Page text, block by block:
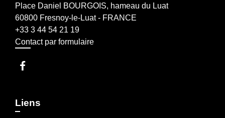
Place Daniel BOURGOIS, hameau du Luat
60800 Fresnoy-le-Luat - FRANCE
+33 3 44 54 21 19
Contact par formulaire
Liens